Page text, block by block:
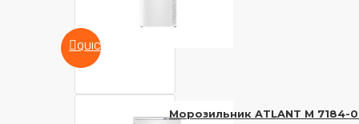
QUICKVIEW
Морозильник ATLANT М 7184-